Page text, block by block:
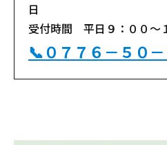
日
受付時間 平日９：００～
📞０７７６－５０